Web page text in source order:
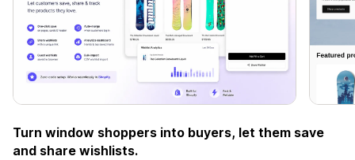
Turn window shoppers into buyers, let them save
and share wishlists.